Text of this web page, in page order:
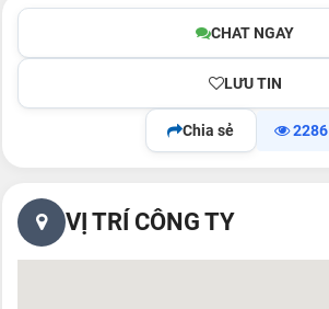
CHAT NGAY
LƯU TIN
Chia sẻ 2286
VỊ TRÍ CÔNG TY